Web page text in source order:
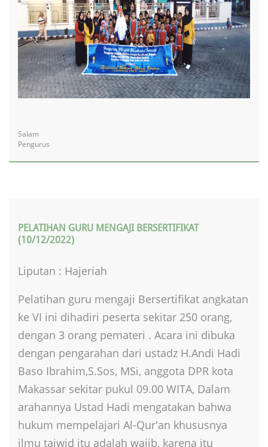
Salam
Pengurus
PELATIHAN GURU MENGAJI BERSERTIFIKAT
(10/12/2022)
Liputan : Hajeriah
Pelatihan guru mengaji Bersertifikat angkatan
ke VI ini dihadiri peserta sekitar 250 orang,
dengan 3 orang pemateri . Acara ini dibuka
dengan pengarahan dari ustadz H.Andi Hadi
Baso Ibrahim,S.Sos, MSi, anggota DPR kota
Makassar sekitar pukul 09.00 WITA, Dalam
arahannya Ustad Hadi mengatakan bahwa
hukum mempelajari Al-Qur'an khususnya
ilmu tajwid itu adalah wajib, karena itu